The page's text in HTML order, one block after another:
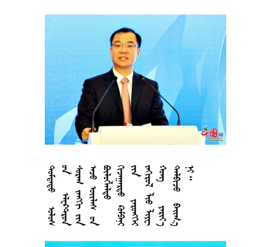





















































































































 